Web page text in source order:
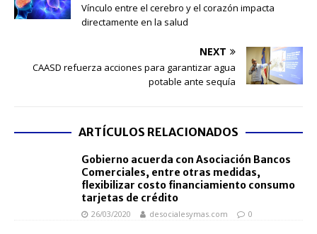
Vínculo entre el cerebro y el corazón impacta
directamente en la salud
NEXT
CAASD refuerza acciones para garantizar agua
potable ante sequía
ARTÍCULOS RELACIONADOS
Gobierno acuerda con Asociación Bancos
Comerciales, entre otras medidas,
flexibilizar costo financiamiento consumo
tarjetas de crédito
26/03/2020 desocialesymas.com 0